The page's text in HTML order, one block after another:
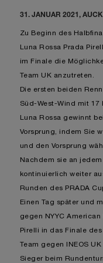
31. JANUAR 2021,
Zu Beginn des
Luna Rossa Prada
im Finale die
Team UK anzutreten.
Die ersten beiden
Süd-West-Wind mit 17
Luna Rossa gewinnt
Vorsprung, indem Sie
und den Vorsprung
Nachdem sie an
kontinuierlich weiter
Runden des PRADA
Einen Tag später und
gegen NYYC
Pirelli in das Finale
Team gegen INEOS
Sieger beim